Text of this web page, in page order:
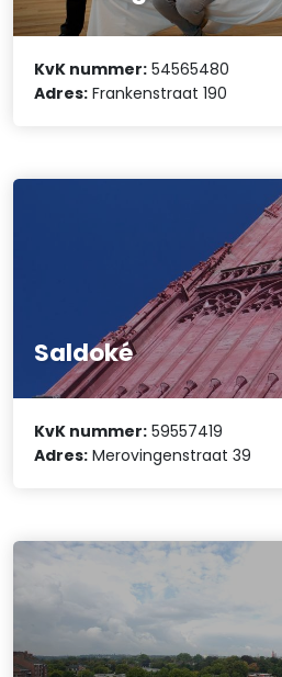
KvK nummer: 54565480
Adres: Frankenstraat 190
Saldoké
KvK nummer: 59557419
Adres: Merovingenstraat 39